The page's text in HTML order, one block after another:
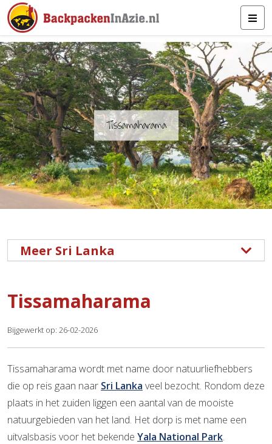
Tissamaharama
Meer Sri Lanka
Tissamaharama
Bijgewerkt op: 26-02-2026
Tissamaharama wordt met name door natuurliefhebbers
die op reis gaan naar Sri Lanka veel bezocht. Rondom deze
plaats in het zuiden liggen een aantal van de mooiste
natuurgebieden van het land. Het dorp is met name een
uitvalsbasis voor het bekende Yala National Park.